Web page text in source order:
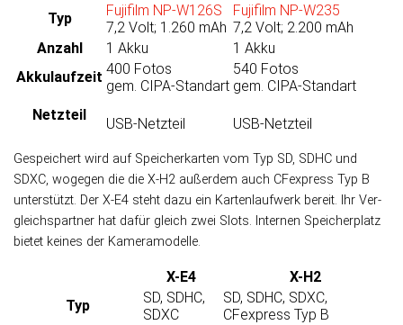
Typ
Fujifilm NP-W126S
7,2 Volt; 1.260 mAh
Fujifilm NP-W235
7,2 Volt; 2.200 mAh
Anzahl
1 Akku
1 Akku
Akku­laufzeit 400 Fotos
gem. CIPA-Standart
540 Fotos
gem. CIPA-Standart
Netzteil
USB-Netzteil USB-Netzteil
Gespeichert wird auf Speicherkarten vom Typ SD, SDHC und
SDXC, wogegen die die X-H2 außer­dem auch CFexpress Typ B
unter­stützt. Der X-E4 steht dazu ein Karten­lauf­werk bereit. Ihr Ver­
gleichs­part­ner hat da­für gleich zwei Slots. Inter­nen Speicher­platz
bie­tet kei­nes der Kamera­modelle.
X-E4
X-H2
Typ
SD, SDHC,
SDXC
SD, SDHC, SDXC,
CFexpress Typ B